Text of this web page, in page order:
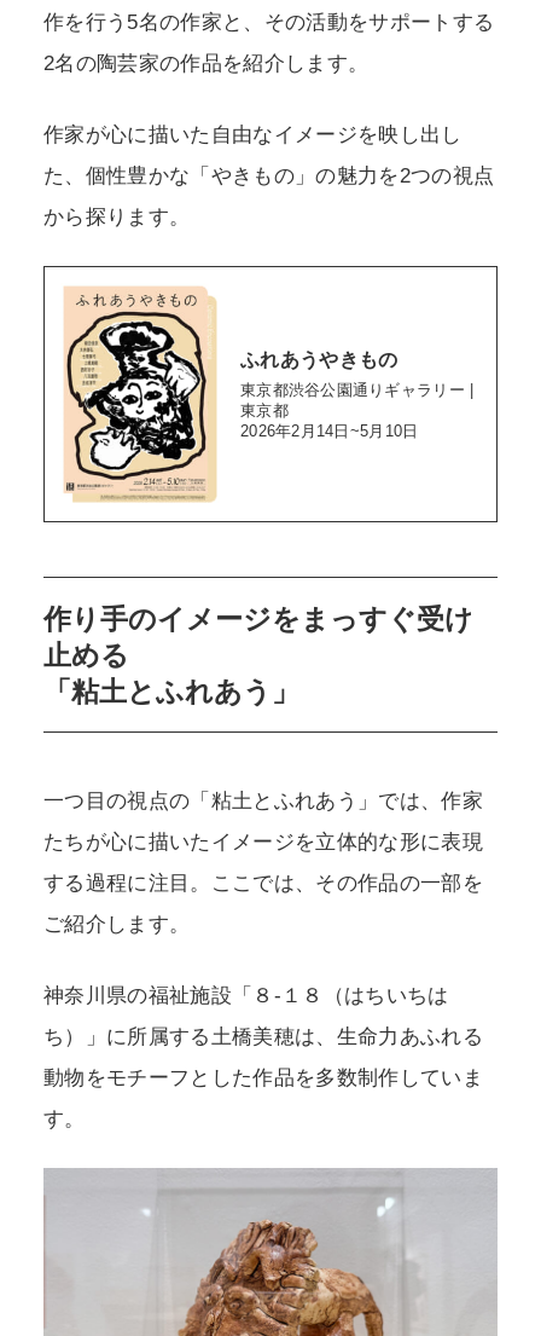
作を行う5名の作家と、その活動をサポートする
2名の陶芸家の作品を紹介します。
作家が心に描いた自由なイメージを映し出し
た、個性豊かな「やきもの」の魅力を2つの視点
から探ります。
ふれあうやきもの
東京都渋谷公園通りギャラリー |
東京都
2026年2月14日~5月10日
作り手のイメージをまっすぐ受け
止める
「粘土とふれあう」
一つ目の視点の「粘土とふれあう」では、作家
たちが心に描いたイメージを立体的な形に表現
する過程に注目。ここでは、その作品の一部を
ご紹介します。
神奈川県の福祉施設「８-１８（はちいちは
ち）」に所属する土橋美穂は、生命力あふれる
動物をモチーフとした作品を多数制作していま
す。